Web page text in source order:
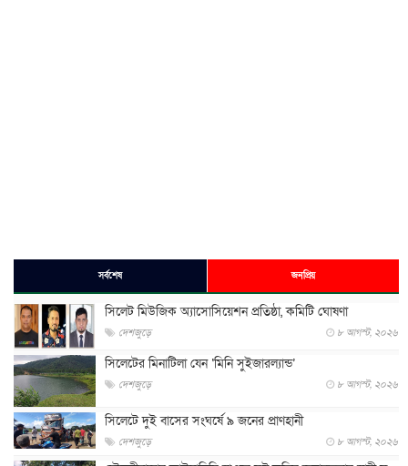
সর্বশেষ জনপ্রিয়
সিলেট মিউজিক অ্যাসোসিয়েশন প্রতিষ্ঠা, কমিটি ঘোষণা
দেশজুড়ে ৮ আগস্ট, ২০২৬
সিলেটের মিনাটিলা যেন ‘মিনি সুইজারল্যান্ড’
দেশজুড়ে ৮ আগস্ট, ২০২৬
সিলেটে দুই বাসের সংঘর্ষে ৯ জনের প্রাণহানী
দেশজুড়ে ৮ আগস্ট, ২০২৬